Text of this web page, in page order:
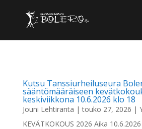
Kutsu Tanssiurheiluseura
sääntömääräiseen
keskiviikkona 10.6.2026 klo 18
Jouni Lehtiranta |touko 27, 2026 |
KEVÄTKOKOUS 2026 Aika